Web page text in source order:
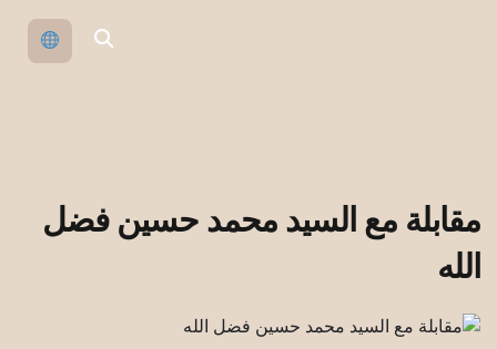
مقابلة مع السيد محمد حسين فضل
الله